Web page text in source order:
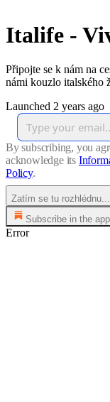
Italife -
Připojte se k nám na
námi kouzlo italského
Launched 2 years ago
By subscribing, you
acknowledge its
Policy.
Zatím se tu rozhlédnu...
Subscribe in the app
Error